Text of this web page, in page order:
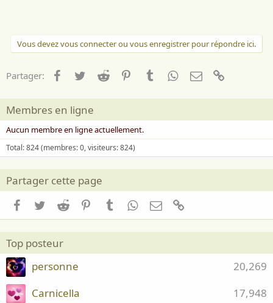
Vous devez vous connecter ou vous enregistrer pour répondre ici.
Partager: Facebook
TwitterReddit PinterestTumblrWhatsApp
Email
Membres en ligne
Aucun membre en ligne actuellement.
Total: 824 (membres: 0, visiteurs: 824)
Partager cette page
Facebook
TwitterReddit PinterestTumblrWhatsApp
Email
Top posteur
20,269
personne
17,948
Carnicella